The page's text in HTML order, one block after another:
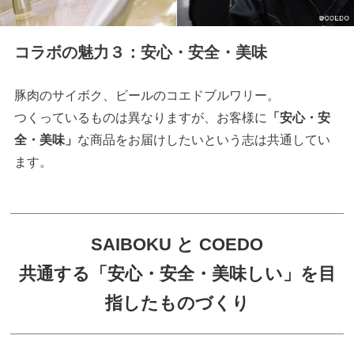
コラボの魅力３：安心・安全・美味
豚肉のサイボク、ビールのコエドブルワリー。
つくっているものは異なりますが、お客様に 「安心・安
全・美味」 な商品をお届けしたいという志は共通してい
ます。
SAIBOKU と COEDO
共通する「安心・安全・美味しい」を目
指したものづくり